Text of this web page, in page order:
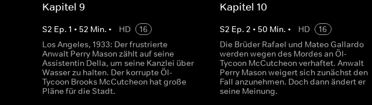
Kapitel 9
S2 Ep. 1 • 52 Min. • HD
16
Los Angeles, 1933: Der frustrierte
Anwalt Perry Mason zählt auf seine
Assistentin Della, um seine Kanzlei über
Wasser zu halten. Der korrupte Öl-
Tycoon Brooks McCutcheon hat große
Pläne für die Stadt.
Kapitel 10
S2 Ep.2 • 50 Min. • HD
16
Die Brüder Rafael und Mateo Gallardo
werden wegen des Mordes an Öl-
Tycoon McCutcheon verhaftet. Anwalt
Perry Mason weigert sich zunächst den
Fall anzunehmen. Doch dann ändert er
seine Meinung.